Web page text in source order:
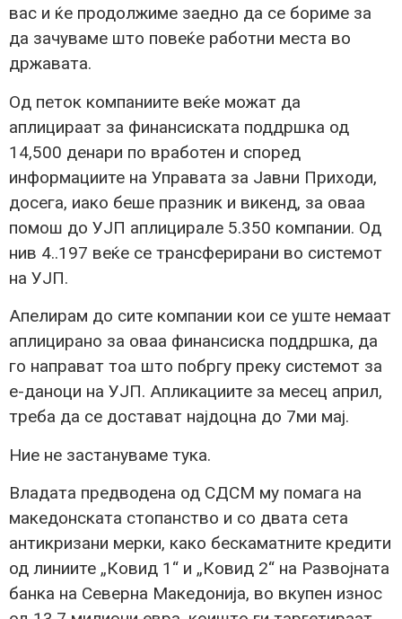
вас и ќе продолжиме заедно да се бориме за
да зачуваме што повеќе работни места во
државата.
Од петок компаниите веќе можат да
аплицираат за финансиската поддршка од
14,500 денари по вработен и според
информациите на Управата за Јавни Приходи,
досега, иако беше празник и викенд, за оваа
помош до УЈП аплицирале 5.350 компании. Од
нив 4..197 веќе се трансферирани во системот
на УЈП.
Апелирам до сите компании кои се уште немаат
аплицирано за оваа финансиска поддршка, да
го направат тоа што побргу преку системот за
е-даноци на УЈП. Апликациите за месец април,
треба да се достават најдоцна до 7ми мај.
Ние не застануваме тука.
Владата предводена од СДСМ му помага на
македонската стопанство и со двата сета
антикризани мерки, како бескаматните кредити
од линиите „Ковид 1“ и „Ковид 2“ на Развојната
банка на Северна Македонија, во вкупен износ